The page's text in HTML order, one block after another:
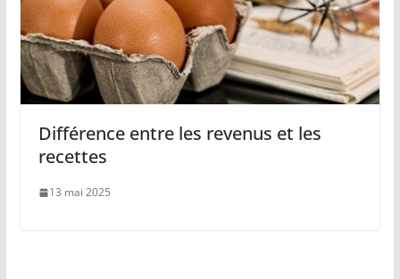
Différence entre les revenus et les
recettes
13 mai 2025